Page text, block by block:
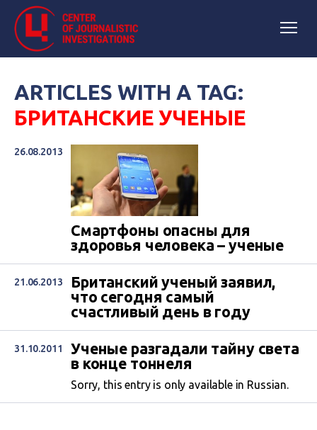
ARTICLES WITH A TAG:
БРИТАНСКИЕ УЧЕНЫЕ
26.08.2013
Смартфоны опасны для
здоровья человека – ученые
21.06.2013
Британский ученый заявил,
что сегодня самый
счастливый день в году
31.10.2011
Ученые разгадали тайну света
в конце тоннеля
Sorry, this entry is only available in Russian.